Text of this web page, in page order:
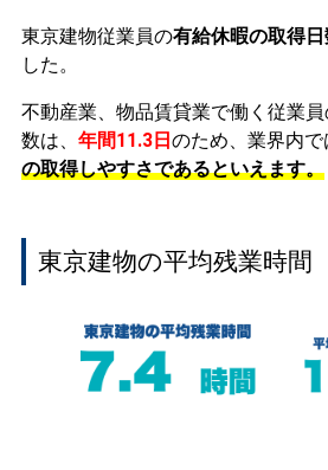
東京建物従業員の有給休暇の取得
した。
不動産業、物品賃貸業で働く従業
数は、 年間11.3日のため、業界内で
の取得しやすさであるといえます。
東京建物の平均残業時間